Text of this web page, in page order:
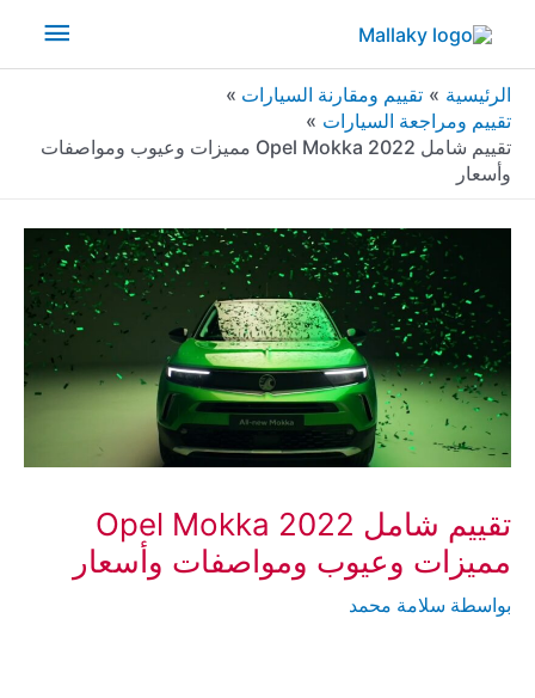
المحتوى
الرئيسية
تقييم ومقارنة السيارات
تقييم ومراجعة السيارات
تقييم شامل 2022 Opel Mokka مميزات وعيوب ومواصفات
وأسعار
تقييم شامل 2022 Opel Mokka
مميزات وعيوب ومواصفات وأسعار
بواسطة سلامة محمد